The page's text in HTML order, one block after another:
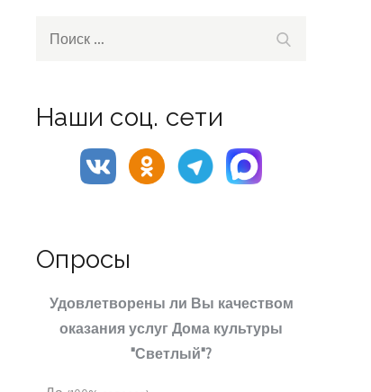
Search
Наши соц. сети
Опросы
Удовлетворены ли Вы качеством
оказания услуг Дома культуры
"Светлый"?